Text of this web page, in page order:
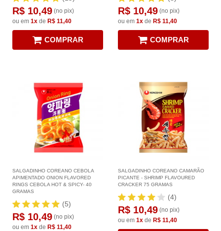
R$ 10,49 (no pix)
ou em 1x de R$ 11,40
COMPRAR
R$ 10,49 (no pix)
ou em 1x de R$ 11,40
COMPRAR
SALGADINHO COREANO CEBOLA
APIMENTADO ONION FLAVORED
RINGS CEBOLA HOT & SPICY- 40
GRAMAS
(5)
R$ 10,49 (no pix)
ou em 1x de R$ 11,40
SALGADINHO COREANO CAMARÃO
PICANTE - SHRIMP FLAVOURED
CRACKER 75 GRAMAS
(4)
R$ 10,49 (no pix)
ou em 1x de R$ 11,40